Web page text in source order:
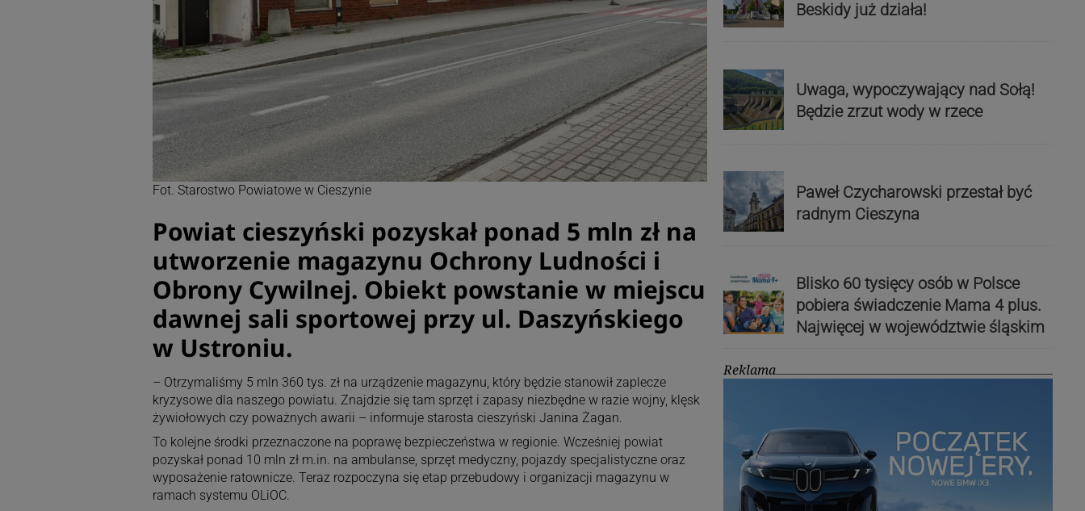
Fot. Starostwo Powiatowe w Cieszynie
Powiat cieszyński pozyskał ponad 5 mln zł na
utworzenie magazynu Ochrony Ludności i
Obrony Cywilnej. Obiekt powstanie w miejscu
dawnej sali sportowej przy ul. Daszyńskiego
w Ustroniu.
– Otrzymaliśmy 5 mln 360 tys. zł na urządzenie magazynu, który będzie stanowił zaplecze
kryzysowe dla naszego powiatu. Znajdzie się tam sprzęt i zapasy niezbędne w razie wojny, klęsk
żywiołowych czy poważnych awarii – informuje starosta cieszyński Janina Żagan.
To kolejne środki przeznaczone na poprawę bezpieczeństwa w regionie. Wcześniej powiat
pozyskał ponad 10 mln zł m.in. na ambulanse, sprzęt medyczny, pojazdy specjalistyczne oraz
wyposażenie ratownicze. Teraz rozpoczyna się etap przebudowy i organizacji magazynu w
ramach systemu OLiOC.
Beskidy już działa!
Uwaga, wypoczywający nad Sołą!
Będzie zrzut wody w rzece
Paweł Czycharowski przestał być
radnym Cieszyna
Blisko 60 tysięcy osób w Polsce
pobiera świadczenie Mama 4 plus.
Najwięcej w województwie śląskim
Reklama